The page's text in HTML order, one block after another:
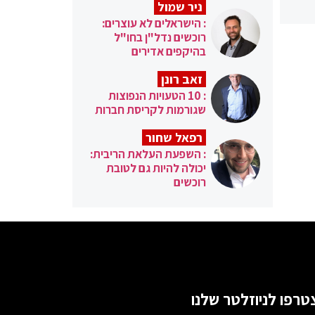
ניר שמול
: הישראלים לא עוצרים:
רוכשים נדל"ן בחו"ל
בהיקפים אדירים
זאב רונן
: 10 הטעויות הנפוצות
שגורמות לקריסת חברות
רפאל שחור
: השפעת העלאת הריבית:
יכולה להיות גם לטובת
רוכשים
לניוזלטר שלנו